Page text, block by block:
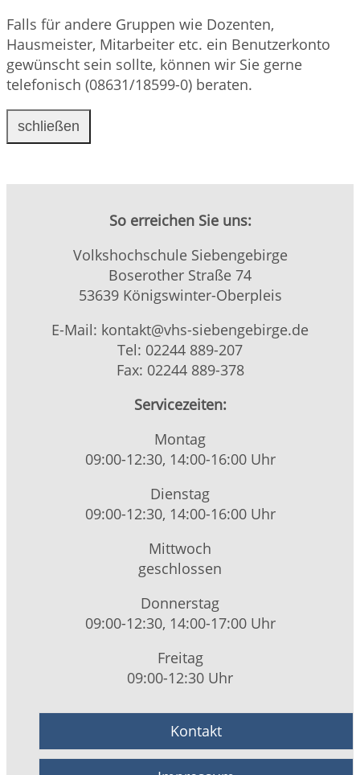
Falls für andere Gruppen wie Dozenten,
Hausmeister, Mitarbeiter etc. ein Benutzerkonto
gewünscht sein sollte, können wir Sie gerne
telefonisch (08631/18599-0) beraten.
schließen
So erreichen Sie uns:
Volkshochschule Siebengebirge
Boserother Straße 74
53639 Königswinter-Oberpleis
E-Mail: kontakt@vhs-siebengebirge.de
Tel: 02244 889-207
Fax: 02244 889-378
Servicezeiten:
Montag
09:00-12:30, 14:00-16:00 Uhr
Dienstag
09:00-12:30, 14:00-16:00 Uhr
Mittwoch
geschlossen
Donnerstag
09:00-12:30, 14:00-17:00 Uhr
Freitag
09:00-12:30 Uhr
Kontakt